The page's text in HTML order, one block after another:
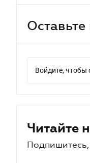
Войдите, чтобы
Читайте
Подпишитесь,